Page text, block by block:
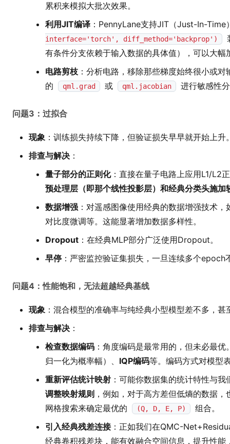
累积来模拟大批次效果。
利用JIT编译 ：PennyLane支持JIT（Just-In-
interface='torch', diff_method='backprop')
有条件分支依赖于输入数据的具体值），可以大幅
电路剪枝 ：分析电路，移除那些梯度始终很小或
的
qml.grad 或 qml.jacobian 进行敏感性
问题3：过拟合
现象 ：训练损失持续下降，但验证损失早早就开始上升
排查与解决 ：
量子部分的正则化：直接在量子电路上应用L1/L2
预处理层（即那个线性投影层）和经典分类头施加
数据增强 ：对遥感图像使用经典的数据增强技术
对比度微调等。这能显著增加数据多样性。
Dropout ：在经典MLP部分广泛使用Dropout。
早停 ：严密监控验证集损失，一旦连续多个epoch
问题4：性能饱和，无法超越经典基线
现象 ：混合模型的准确率与纯经典小型模型差不多，
排查与解决 ：
检查数据编码 ：角度编码是最常用的，但未必最优
归一化为概率幅）、 IQP编码等。编码方式对模型
重新评估统计映射 ：可能你数据集的统计特性与
调整映射规则 ，例如，对于高方差但低熵的数据
网格搜索来确定最优的
(Q, D, E, P)
组合。
引入经典残差连接：正如我们在QMC-
经典卷积残差块，能有效融合空间信息，提升性能